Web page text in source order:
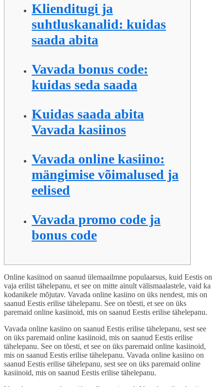
Klienditugi ja
suhtluskanalid: kuidas
saada abita
Vavada bonus code:
kuidas seda saada
Kuidas saada abita
Vavada kasiinos
Vavada online kasiino:
mängimise võimalused ja
eelised
Vavada promo code ja
bonus code
Online kasiinod on saanud ülemaailmne populaarsus, kuid Eestis on
vaja erilist tähelepanu, et see on mitte ainult välismaalastele, vaid ka
kodanikele mõjutav. Vavada online kasiino on üks nendest, mis on
saanud Eestis erilise tähelepanu. See on tõesti, et see on üks
paremaid online kasiinoid, mis on saanud Eestis erilise tähelepanu.
Vavada online kasiino on saanud Eestis erilise tähelepanu, sest see
on üks paremaid online kasiinoid, mis on saanud Eestis erilise
tähelepanu. See on tõesti, et see on üks paremaid online kasiinoid,
mis on saanud Eestis erilise tähelepanu. Vavada online kasiino on
saanud Eestis erilise tähelepanu, sest see on üks paremaid online
kasiinoid, mis on saanud Eestis erilise tähelepanu.